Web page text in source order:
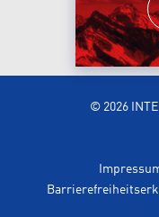
© 2026